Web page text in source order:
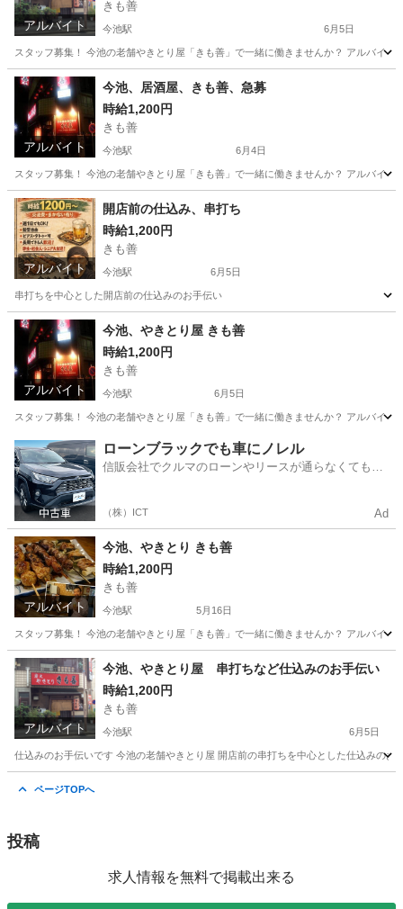
アルバイト
きも善
今池駅 6月5日
スタッフ募集！ 今池の老舗やきとり屋「きも善」で一緒に働きませんか？ アルバイ
愛知 名古屋市 今池駅 飲食 趣味
アルバイト
今池、居酒屋、きも善、急募
時給1,200円
きも善
今池駅 6月4日
スタッフ募集！ 今池の老舗やきとり屋「きも善」で一緒に働きませんか？ アルバイ
愛知 名古屋市 今池駅 居酒屋 洗い場
アルバイト
開店前の仕込み、串打ち
時給1,200円
きも善
今池駅 6月5日
串打ちを中心とした開店前の仕込みのお手伝い
愛知 名古屋市 今池駅 居酒屋
アルバイト
今池、やきとり屋 きも善
時給1,200円
きも善
今池駅 6月5日
スタッフ募集！ 今池の老舗やきとり屋「きも善」で一緒に働きませんか？ アルバイ
愛知 名古屋市 今池駅 居酒屋
ローンブラックでも車にノレル
信販会社でクルマのローンやリースが通らなくてもク
（株）ICT Ad
アルバイト
今池、やきとり きも善
時給1,200円
きも善
今池駅 5月16日
スタッフ募集！ 今池の老舗やきとり屋「きも善」で一緒に働きませんか？ アルバイ
愛知 名古屋市 今池駅 居酒屋 洗い場
アルバイト
今池、やきとり屋 串打ちなど仕込みのお手伝い
時給1,200円
きも善
今池駅 6月5日
仕込みのお手伝いです 今池の老舗やきとり屋 開店前の串打ちを中心とした仕込みの
ページTOPへ
投稿
求人情報を無料で掲載出来る